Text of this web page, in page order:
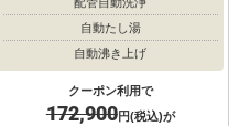
自動たし湯
自動沸き上げ
クーポン利用で
172,900円(税込)が